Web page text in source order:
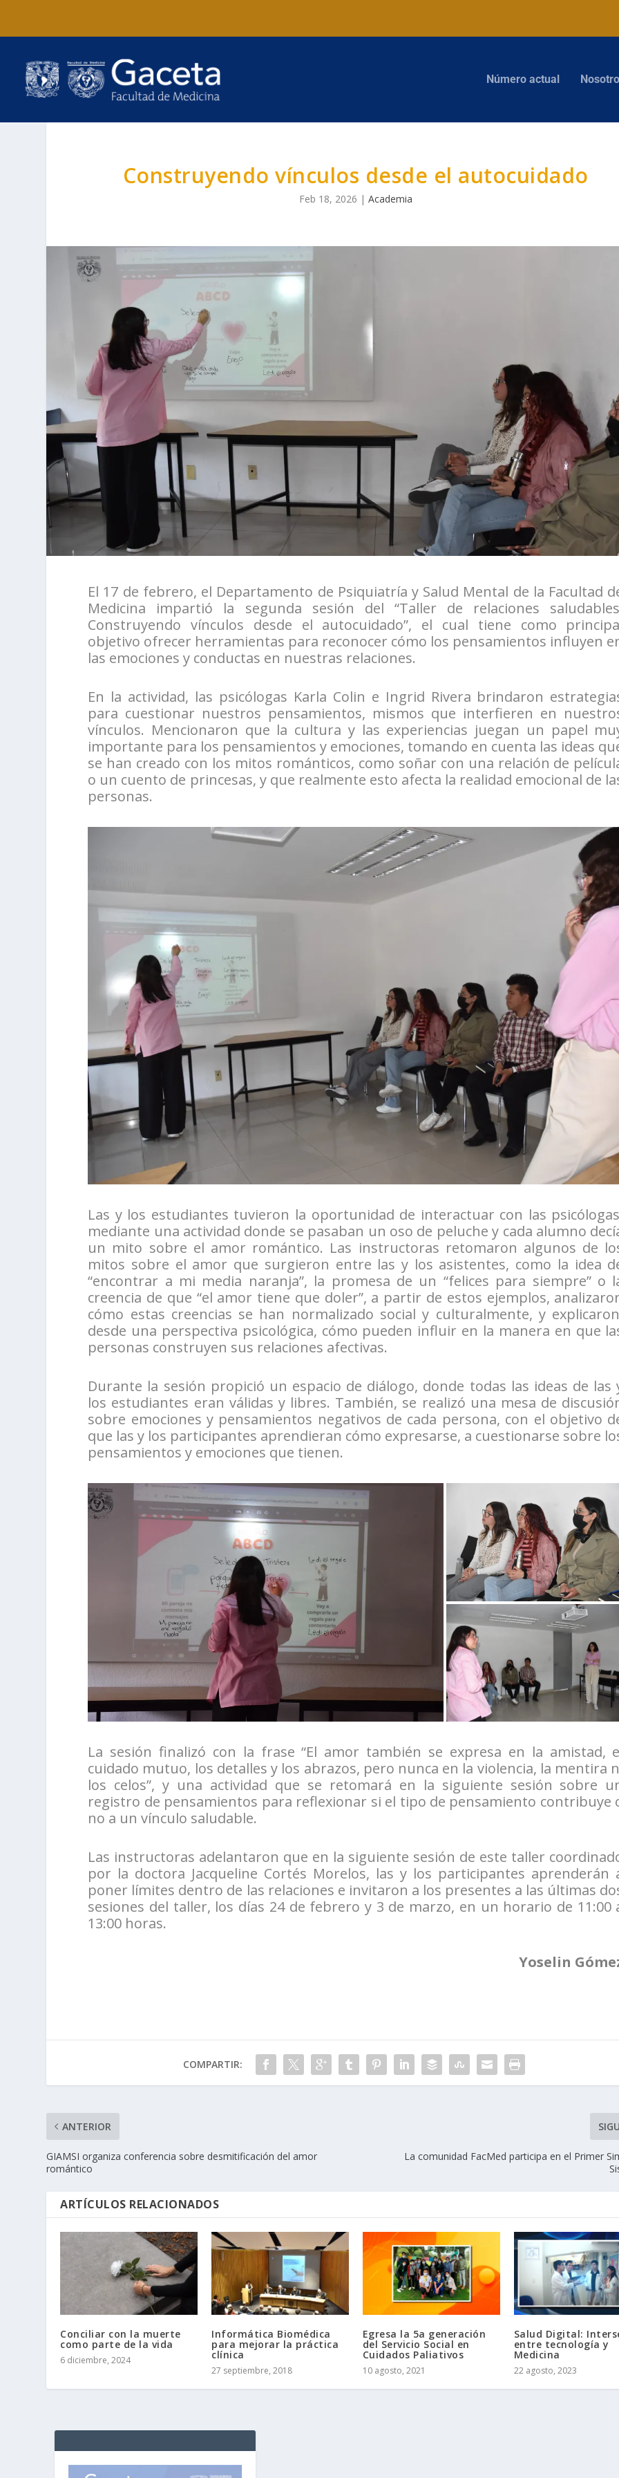
Número actual
Construyendo vínculos desde el autocuidado
Feb 18, 2026 | Academia
El 17 de febrero, el Departamento de Psiquiatría y Salud Mental de la Facultad
Medicina impartió la segunda sesión del “Taller de relaciones
Construyendo vínculos desde el autocuidado”, el cual tiene como
objetivo ofrecer herramientas para reconocer cómo los pensamientos influyen
las emociones y conductas en nuestras relaciones.
En la actividad, las psicólogas Karla Colin e Ingrid Rivera brindaron
para cuestionar nuestros pensamientos, mismos que interfieren en
vínculos. Mencionaron que la cultura y las experiencias juegan un papel
importante para los pensamientos y emociones, tomando en cuenta las ideas
se han creado con los mitos románticos, como soñar con una relación de
o un cuento de princesas, y que realmente esto afecta la realidad emocional de
personas.
Las y los estudiantes tuvieron la oportunidad de interactuar con las
mediante una actividad donde se pasaban un oso de peluche y cada alumno
un mito sobre el amor romántico. Las instructoras retomaron algunos de
mitos sobre el amor que surgieron entre las y los asistentes, como la idea
“encontrar a mi media naranja”, la promesa de un “felices para siempre” o
creencia de que “el amor tiene que doler”, a partir de estos ejemplos,
cómo estas creencias se han normalizado social y culturalmente, y
desde una perspectiva psicológica, cómo pueden influir en la manera en que
personas construyen sus relaciones afectivas.
Durante la sesión propició un espacio de diálogo, donde todas las ideas de las
los estudiantes eran válidas y libres. También, se realizó una mesa de
sobre emociones y pensamientos negativos de cada persona, con el objetivo
que las y los participantes aprendieran cómo expresarse, a cuestionarse sobre
pensamientos y emociones que tienen.
La sesión finalizó con la frase “El amor también se expresa en la amistad,
cuidado mutuo, los detalles y los abrazos, pero nunca en la violencia, la mentira
los celos”, y una actividad que se retomará en la siguiente sesión sobre
registro de pensamientos para reflexionar si el tipo de pensamiento contribuye
no a un vínculo saludable.
Las instructoras adelantaron que en la siguiente sesión de este taller
por la doctora Jacqueline Cortés Morelos, las y los participantes aprenderán
poner límites dentro de las relaciones e invitaron a los presentes a las últimas
sesiones del taller, los días 24 de febrero y 3 de marzo, en un horario de 11:00
13:00 horas.
Yoselin
COMPARTIR:
ANTERIOR
GIAMSI organiza conferencia sobre desmitificación del amor
romántico
La comunidad FacMed participa en el Primer
ARTÍCULOS RELACIONADOS
Conciliar con la muerte
como parte de la vida
6 diciembre, 2024
Informática Biomédica
para mejorar la práctica
clínica
27 septiembre, 2018
Egresa la 5a generación
del Servicio Social en
Cuidados Paliativos
10 agosto, 2021
Salud Digital:
entre tecnología y
Medicina
22 agosto, 2023